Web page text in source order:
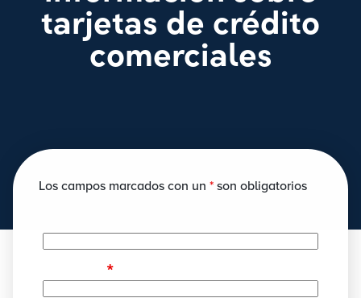
tarjetas de crédito
comerciales
Los campos marcados con un *son obligatorios
*